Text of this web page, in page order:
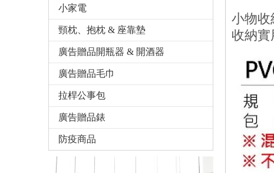
小家電
頸枕、抱枕 & 座靠墊
廣告贈品開瓶器 & 開酒器
廣告贈品毛巾
拉桿公事包
廣告贈品錶
防疫商品
小物收
收納實